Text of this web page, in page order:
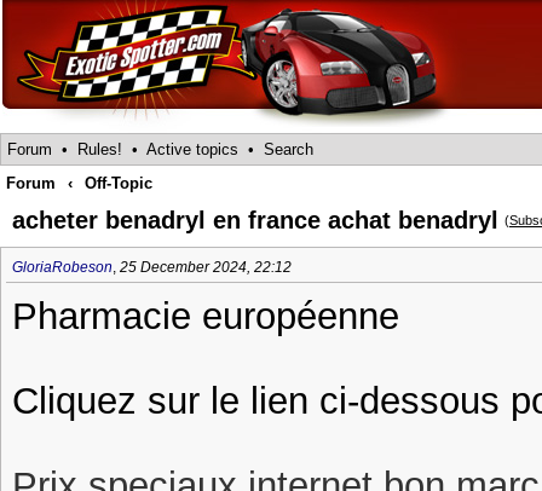
Forum • Rules! • Active topics • Search
Forum
‹ Off-Topic
acheter benadryl en france achat benadryl (
GloriaRobeson, 25 December 2024, 22:12
Pharmacie européenne
Cliquez sur le lien ci-dessous